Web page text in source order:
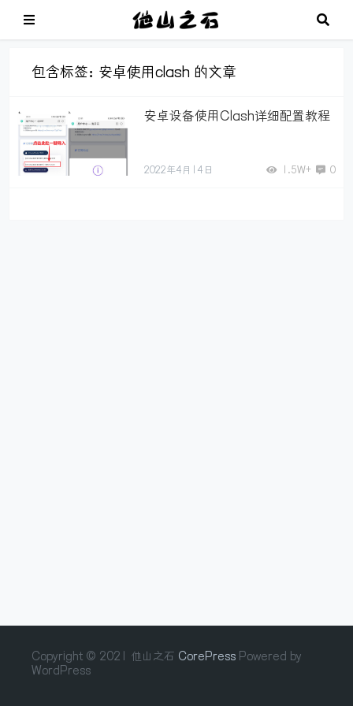
包含标签：安卓使用clash 的文章
安卓设备使用Clash详细配置教程
2022年4月14日 1.5W+ 0
Copyright © 2021 他山之石 CorePress Powered by
WordPress